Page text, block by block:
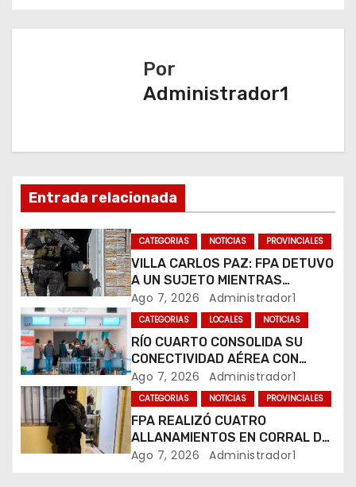
g
n
d
e
e
n
t
r
a
Por
Administrador1
Entrada relacionada
CATEGORIAS NOTICIAS PROVINCIALES
VILLA CARLOS PAZ: FPA DETUVO
A UN SUJETO MIENTRAS
COMERCIALIZABA COCAÍNA Y
MARIHUANA EN UNA PLAZA
Ago 7, 2026 Administrador1
CATEGORIAS LOCALES NOTICIAS
RÍO CUARTO CONSOLIDA SU
CONECTIVIDAD AÉREA CON
CUATRO VUELOS SEMANALES A
BUENOS AIRES
Ago 7, 2026 Administrador1
CATEGORIAS NOTICIAS PROVINCIALES
FPA REALIZÓ CUATRO
ALLANAMIENTOS EN CORRAL DE
BUSTOS-IFFLINGER
Ago 7, 2026 Administrador1